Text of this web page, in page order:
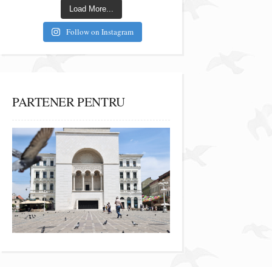
Load More...
Follow on Instagram
PARTENER PENTRU